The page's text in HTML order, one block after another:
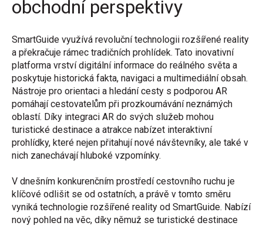
obchodní perspektivy
SmartGuide využívá revoluční technologii rozšířené reality
a překračuje rámec tradičních prohlídek. Tato inovativní
platforma vrství digitální informace do reálného světa a
poskytuje historická fakta, navigaci a multimediální obsah.
Nástroje pro orientaci a hledání cesty s podporou AR
pomáhají cestovatelům při prozkoumávání neznámých
oblastí. Díky integraci AR do svých služeb mohou
turistické destinace a atrakce nabízet interaktivní
prohlídky, které nejen přitahují nové návštevníky, ale také v
nich zanechávají hluboké vzpomínky.
V dnešním konkurenčním prostředí cestovního ruchu je
klíčové odlišit se od ostatních, a právě v tomto směru
vyniká technologie rozšířené reality od SmartGuide. Nabízí
nový pohled na věc, díky němuž se turistické destinace